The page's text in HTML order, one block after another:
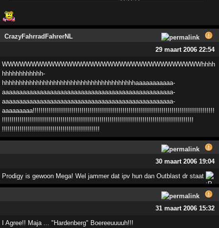
CrazyFahrradFahrerNL
29 maart 2006 22:54
WWWWWWWWWWWWWWWWWWWWWWWWWWWWWWWWWWhhhh
hhhhhhhhhhhh­
hhhhhhhhhhhhhhhhhhhhhhhhhhhhhhhhhhhhhhhaaaaaaaaaaa­
aaaaaaaaaaaaaaaaaaaaaaaaaaaaaaaaaaaaaaaaaaaaaaaaaa­
aaaaaaaaaaaaaaaaaaaaaaaaaaaaaaaaaaaaaaaaaaaaaaaaaa­
aaaaaaaaa!!!!!!!!!!!!!!!!!!!!!!!!!!!!!!!!!!!!!!!!!­!!!!!!!!!!!!!!!!!!!!!!!!!!!!!!!!!!!!!!!!!!!!!!!!!!­!!
!!!!!!!!!!!!!!!!!!!!!!!!!!!!!!!!!!!!!!!!!!!!!!!!­!!!!!!!!!!!!!!!!!!!!!!!!!!!!!!!!!!!!!!!!!!!!!!!!!!­
!!!!!!!!!!!!!!!!!!!!!!!!!!!!!!!!!!!!!!!!!!!!!!!!­!!
30 maart 2006 19:04
Prodigy is gewoon Mega! Wel jammer dat ipv hun dan Outblast dr staat
31 maart 2006 15:32
I Agree!! Maja ... "Hardenberg" Boereeuuuuh!!!